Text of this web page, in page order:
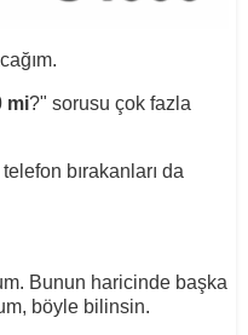
mi?" sorusu çok fazla
bırakanları da
Bunun haricinde başka
böyle bilinsin.